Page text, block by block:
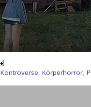
Kontroverse, Körperhorror,